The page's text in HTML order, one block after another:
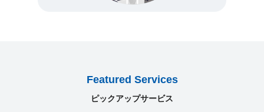
Featured Services
ピックアップサービス